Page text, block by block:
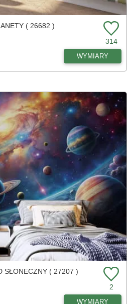
( 26682 )
314
WYMIARY
SŁONECZNY ( 27207 )
2
WYMIARY